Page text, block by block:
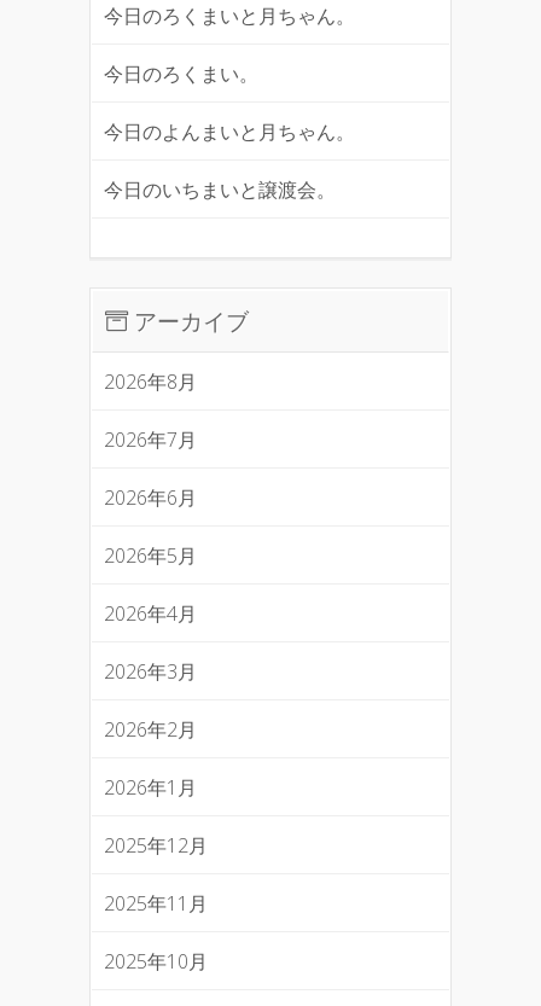
今日のろくまいと月ちゃん。
今日のろくまい。
今日のよんまいと月ちゃん。
今日のいちまいと譲渡会。
アーカイブ
2026年8月
2026年7月
2026年6月
2026年5月
2026年4月
2026年3月
2026年2月
2026年1月
2025年12月
2025年11月
2025年10月